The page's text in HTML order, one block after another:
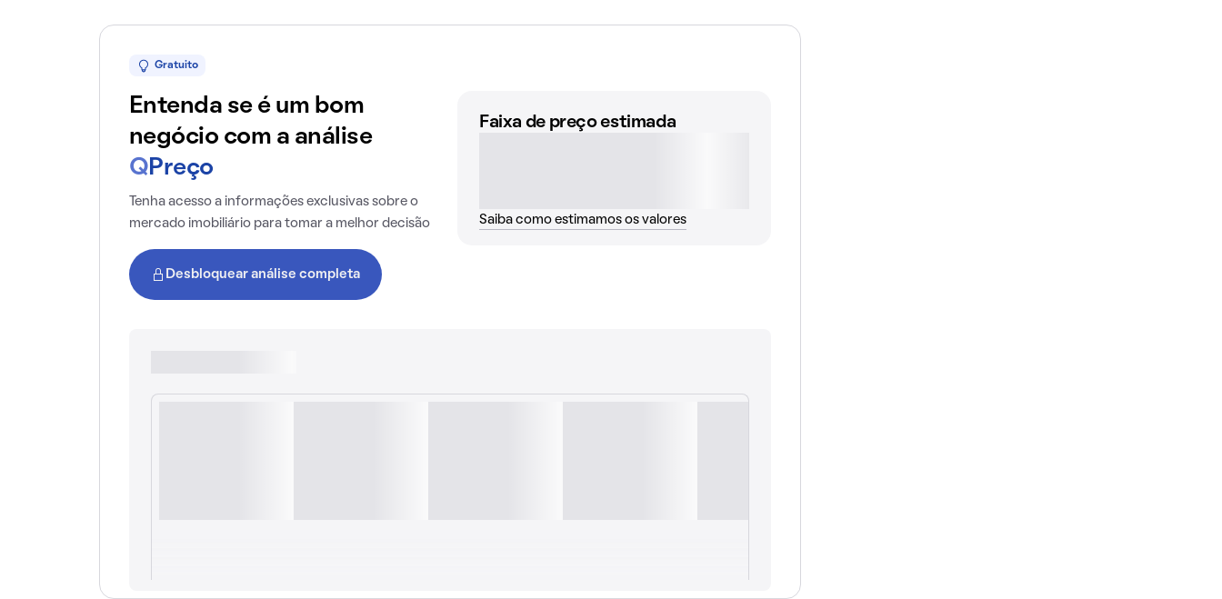
Gratuito
Entenda se é um bom
negócio com a análise
Q Preço
Tenha acesso a informações exclusivas sobre o
mercado imobiliário para tomar a melhor decisão
Desbloquear análise completa
Faixa de preço estimada
Saiba como estimamos os valores